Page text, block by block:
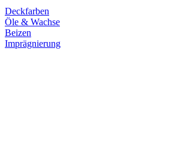
Deckfarben
Öle & Wachse
Beizen
Imprägnierung